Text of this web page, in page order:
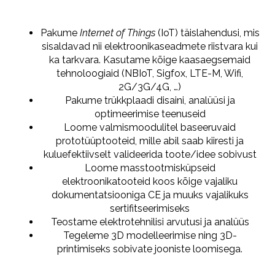
Pakume Internet of Things(IoT) täislahendusi, mis
sisaldavad nii elektroonikaseadmete riistvara kui
ka tarkvara. Kasutame kõige kaasaegsemaid
tehnoloogiaid (NBIoT, Sigfox, LTE-M, Wifi,
2G/3G/4G, …)
Pakume trükkplaadi disaini, analüüsi ja
optimeerimise teenuseid
Loome valmismoodulitel baseeruvaid
prototüüptooteid, mille abil saab kiiresti ja
kuluefektiivselt valideerida toote/idee sobivust
Loome masstootmisküpseid
elektroonikatooteid koos kõige vajaliku
dokumentatsiooniga CE ja muuks vajalikuks
sertifitseerimiseks
Teostame elektrotehnilisi arvutusi ja analüüs
Tegeleme 3D modelleerimise ning 3D-
printimiseks sobivate jooniste loomisega.